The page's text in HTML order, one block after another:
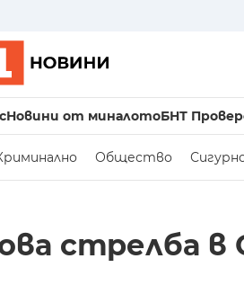
Новини от миналотоБНТ
Общество
стрелба